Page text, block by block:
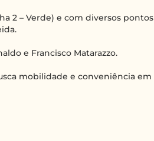
2 – Verde) e com diversos pontos
e Francisco Matarazzo.
mobilidade e conveniência em